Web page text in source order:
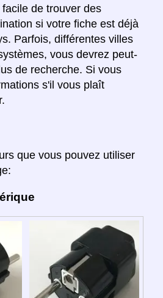
de trouver des
si votre fiche est déjà
Parfois, différentes villes
vous devrez peut-
de recherche. Si vous
s'il vous plaît
que vous pouvez utiliser